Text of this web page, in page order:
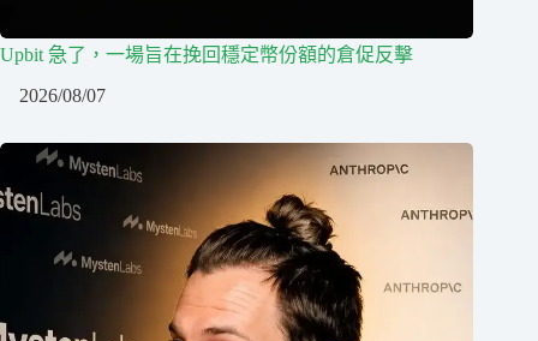
Upbit 急了，一場旨在挽回穩定幣份額的倉促反擊
2026/08/07